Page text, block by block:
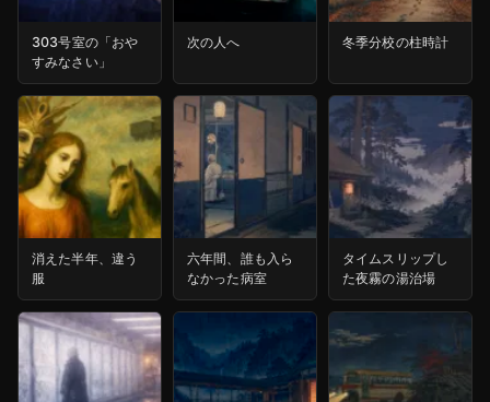
303号室の「おや
すみなさい」
次の人へ 冬季分校の柱時計
消えた半年、違う
服
六年間、誰も入ら
なかった病室
タイムスリップし
た夜霧の湯治場